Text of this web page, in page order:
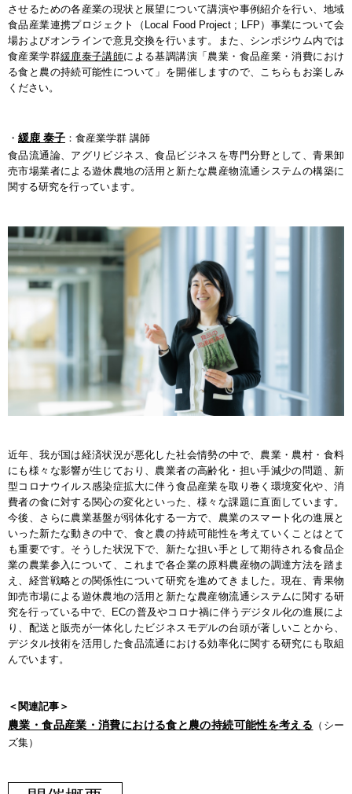
させるための各産業の現状と展望について講演や事例紹介を行い、地域
食品産業連携プロジェクト（Local Food Project ; LFP）事業について会
場およびオンラインで意見交換を行います。また、シンポジウム内では
食産業学群緩鹿泰子講師による基調講演「農業・食品産業・消費におけ
る食と農の持続可能性について」を開催しますので、こちらもお楽しみ
ください。
・ 緩鹿 泰子 ：食産業学群 講師
食品流通論、アグリビジネス、食品ビジネスを専門分野として、青果卸
売市場業者による遊休農地の活用と新たな農産物流通システムの構築に
関する研究を行っています。
近年、我が国は経済状況が悪化した社会情勢の中で、農業・農村・食料
にも様々な影響が生じており、農業者の高齢化・担い手減少の問題、新
型コロナウイルス感染症拡大に伴う食品産業を取り巻く環境変化や、消
費者の食に対する関心の変化といった、様々な課題に直面しています。
今後、さらに農業基盤が弱体化する一方で、農業のスマート化の進展と
いった新たな動きの中で、食と農の持続可能性を考えていくことはとて
も重要です。そうした状況下で、新たな担い手として期待される食品企
業の農業参入について、これまで各企業の原料農産物の調達方法を踏ま
え、経営戦略との関係性について研究を進めてきました。現在、青果物
卸売市場による遊休農地の活用と新たな農産物流通システムに関する研
究を行っている中で、ECの普及やコロナ禍に伴うデジタル化の進展によ
り、配送と販売が一体化したビジネスモデルの台頭が著しいことから、
デジタル技術を活用した食品流通における効率化に関する研究にも取組
んでいます。
＜関連記事＞
農業・食品産業・消費における食と農の持続可能性を考える （シー
ズ集）